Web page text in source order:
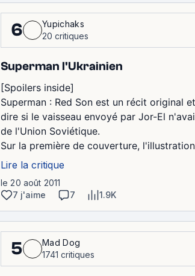
6
Yupichaks
20 critiques
Superman l'Ukrainien
[Spoilers inside]
Superman : Red Son est un récit original
dire si le vaisseau envoyé par Jor-El
de l'Union Soviétique.
Sur la première de couverture,
Lire la critique
le 20 août 2011
7 j'aime
7 1.9K
5
Mad Dog
1741 critiques